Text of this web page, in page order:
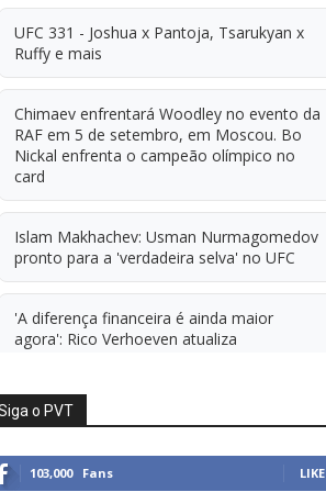
UFC 331 - Joshua x Pantoja, Tsarukyan x
Ruffy e mais
Chimaev enfrentará Woodley no evento da
RAF em 5 de setembro, em Moscou. Bo
Nickal enfrenta o campeão olímpico no
card
Islam Makhachev: Usman Nurmagomedov
pronto para a 'verdadeira selva' no UFC
'A diferença financeira é ainda maior
agora': Rico Verhoeven atualiza
para Michael Morales simplesmente ficar
sentado esperando. E ainda cutuca Prates
o PVT
103,000 Fans LIKE